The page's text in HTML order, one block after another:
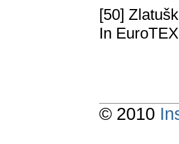
[50]
In
© 2010